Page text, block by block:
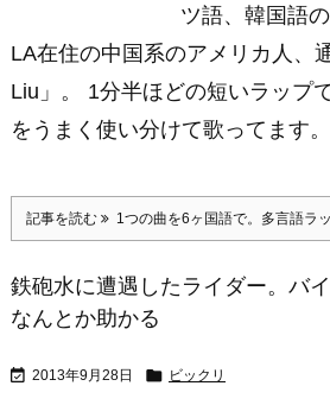
ツ語、韓国語
LA在住の中国系のアメリカ人、
Liu」。 1分半ほどの短いラップ
をうまく使い分けて歌ってます
記事を読む 1つの曲を6ヶ国語で。多言語ラ
鉄砲水に遭遇したライダー。バ
なんとか助かる
 2013年9月28日  ビックリ